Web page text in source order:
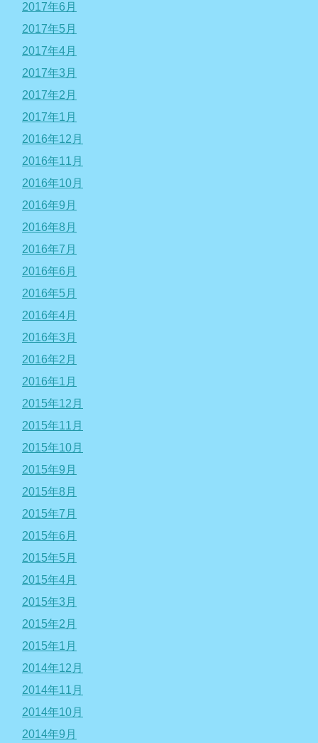
2017年6月
2017年5月
2017年4月
2017年3月
2017年2月
2017年1月
2016年12月
2016年11月
2016年10月
2016年9月
2016年8月
2016年7月
2016年6月
2016年5月
2016年4月
2016年3月
2016年2月
2016年1月
2015年12月
2015年11月
2015年10月
2015年9月
2015年8月
2015年7月
2015年6月
2015年5月
2015年4月
2015年3月
2015年2月
2015年1月
2014年12月
2014年11月
2014年10月
2014年9月